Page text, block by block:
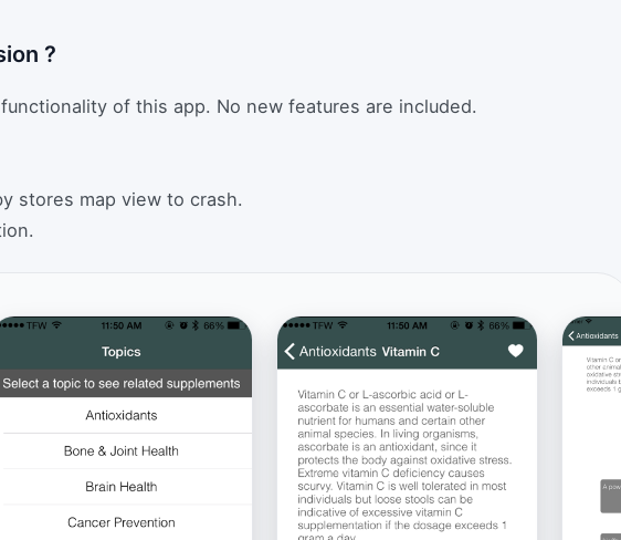
?
of this app. No new features are included.
stores map view to crash.